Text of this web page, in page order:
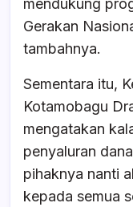
mendukung
Gerakan
tambahnya.
Sementara itu,
Kotamobagu
mengatakan
penyaluran
pihaknya nanti
kepada semua